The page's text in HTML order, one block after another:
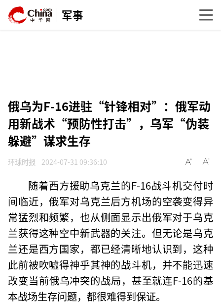
军事
俄乌为F-16进驻“针锋相对”：俄军动
用新战术“预防性打击”，乌军“伪装
躲避”谋求生存
环球时报 2024-07-31 09:36:10
随着西方援助乌克兰的F-16战斗机交付时
间临近，俄军对乌克兰后方机场的空袭变得异
常猛烈和频繁，也从侧面显示出俄军对于乌克
兰获得这种空中新武器的关注。但无论是乌克
兰还是西方国家，都已经清晰地认识到，这种
此前被吹嘘得神乎其神的战斗机，并不能迅速
改变当前俄乌冲突的战局，甚至就连F-16的基
本战场生存问题，都很难得到保证。